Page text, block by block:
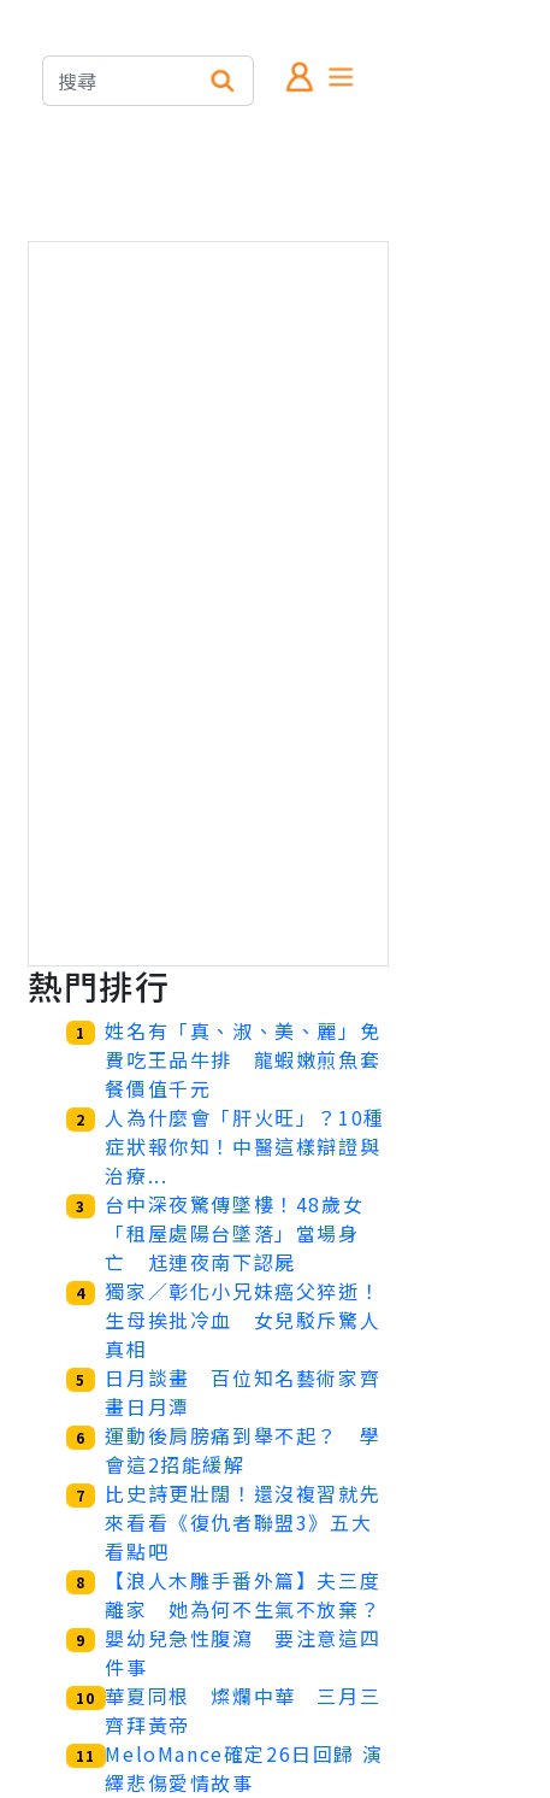
熱門排行
1
姓名有「真、淑、美、麗」免
費吃王品牛排 龍蝦嫩煎魚套
餐價值千元
2
人為什麼會「肝火旺」？10種
症狀報你知！中醫這樣辯證與
治療...
3
台中深夜驚傳墜樓！48歲女
「租屋處陽台墜落」當場身
亡 尪連夜南下認屍
4
獨家／彰化小兄妹癌父猝逝！
生母挨批冷血 女兒駁斥驚人
真相
5
日月談畫 百位知名藝術家齊
畫日月潭
6
運動後肩膀痛到舉不起？ 學
會這2招能緩解
7
比史詩更壯闊！還沒複習就先
來看看《復仇者聯盟3》五大
看點吧
8
【浪人木雕手番外篇】夫三度
離家 她為何不生氣不放棄？
9
嬰幼兒急性腹瀉 要注意這四
件事
10 華夏同根 燦爛中華 三月三
齊拜黃帝
11
MeloMance確定26日回歸 演
繹悲傷愛情故事